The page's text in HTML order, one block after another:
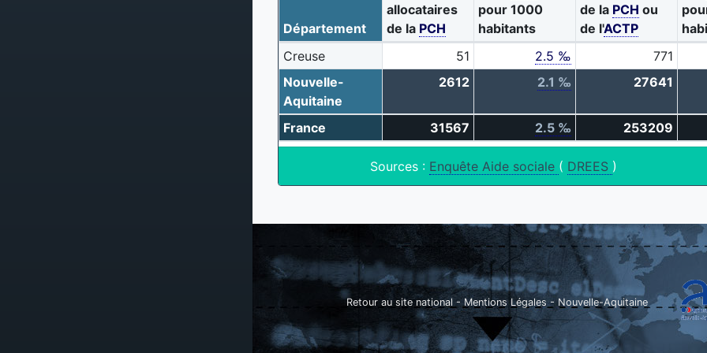
Département
allocataires
de la PCH
pour 1000
habitants
de la PCH ou
de l'ACTP
Creuse
51 2.5 ‰ 771
Nouvelle-
Aquitaine
2612 2.1 ‰ 27641
France 31567 2.5 ‰ 253209
Sources : Enquête Aide sociale ( DREES )
Retour au site national - Mentions Légales - Nouvelle-Aquitaine